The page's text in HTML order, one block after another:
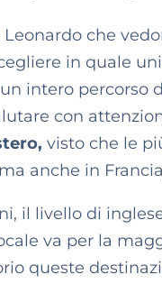
Leonardo che
in quale
intero percorso
con
visto che le
anche in
il livello di
va per la
queste